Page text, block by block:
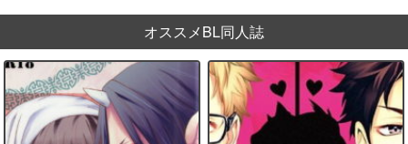
オススメBL同人誌